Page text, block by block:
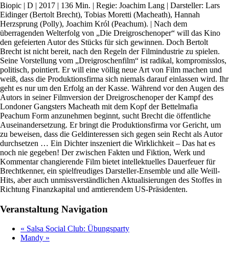
Biopic | D | 2017 | 136 Min. | Regie: Joachim Lang | Darsteller: Lars
Eidinger (Bertolt Brecht), Tobias Moretti (Macheath), Hannah
Herzsprung (Polly), Joachim Król (Peachum). | Nach dem
überragenden Welterfolg von „Die Dreigroschenoper“ will das Kino
den gefeierten Autor des Stücks für sich gewinnen. Doch Bertolt
Brecht ist nicht bereit, nach den Regeln der Filmindustrie zu spielen.
Seine Vorstellung vom „Dreigroschenfilm“ ist radikal, kompromisslos,
politisch, pointiert. Er will eine völlig neue Art von Film machen und
weiß, dass die Produktionsfirma sich niemals darauf einlassen wird. Ihr
geht es nur um den Erfolg an der Kasse. Während vor den Augen des
Autors in seiner Filmversion der Dreigroschenoper der Kampf des
Londoner Gangsters Macheath mit dem Kopf der Bettelmafia
Peachum Form anzunehmen beginnt, sucht Brecht die öffentliche
Auseinandersetzung. Er bringt die Produktionsfirma vor Gericht, um
zu beweisen, dass die Geldinteressen sich gegen sein Recht als Autor
durchsetzen … Ein Dichter inszeniert die Wirklichkeit – Das hat es
noch nie gegeben! Der zwischen Fakten und Fiktion, Werk und
Kommentar changierende Film bietet intellektuelles Dauerfeuer für
Brechtkenner, ein spielfreudiges Darsteller-Ensemble und alle Weill-
Hits, aber auch unmissverständlichen Aktualisierungen des Stoffes in
Richtung Finanzkapital und amtierendem US-Präsidenten.
Veranstaltung Navigation
« Salsa Social Club: Übungsparty
Mandy »